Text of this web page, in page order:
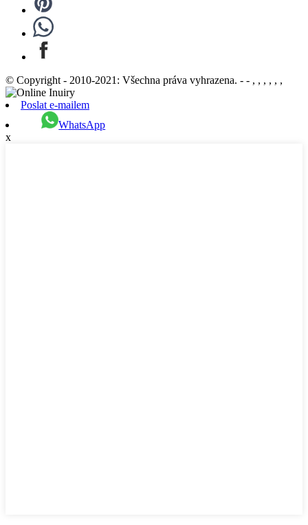
© Copyright - 2010-2021: Všechna práva vyhrazena. - - , , , , , ,
Poslat e-mailem
WhatsApp
x